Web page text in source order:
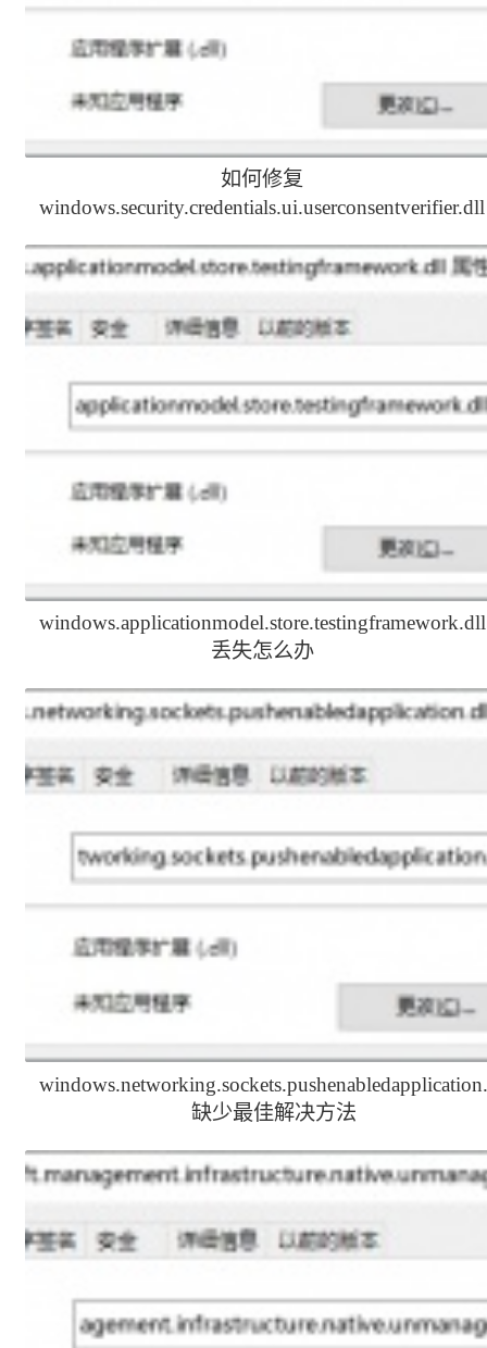
如何修复
windows.security.credentials.ui.userconsentverifier.dll
windows.applicationmodel.store.testingframework.dll
丢失怎么办
缺少最佳解决方法